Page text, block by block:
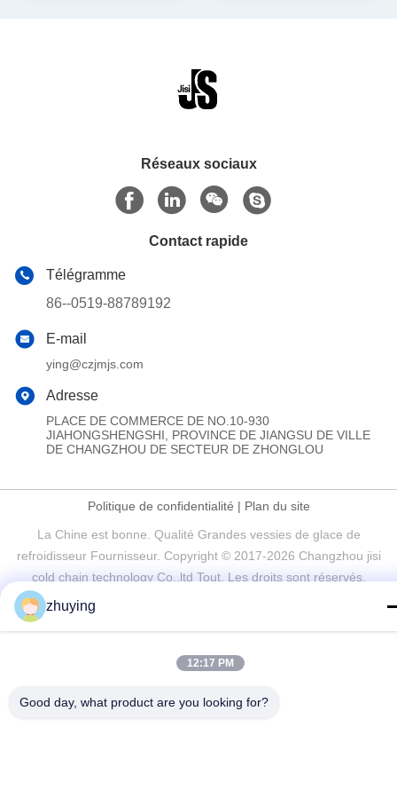
Réseaux sociaux
Contact rapide
Télégramme
86--0519-88789192
E-mail
ying@czjmjs.com
Adresse
PLACE DE COMMERCE DE NO.10-930
JIAHONGSHENGSHI, PROVINCE DE JIANGSU DE VILLE
DE CHANGZHOU DE SECTEUR DE ZHONGLOU
Politique de confidentialité | Plan du site
La Chine est bonne. Qualité Grandes vessies de glace de
refroidisseur Fournisseur. Copyright © 2017-2026 Changzhou jisi
cold chain technology Co.,ltd Tout. Les droits sont réservés.
zhuying
12:17 PM
Good day, what product are you looking for?